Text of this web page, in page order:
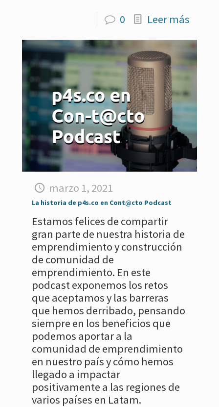
0
Leer más
marzo 1, 2021
La historia de p4s.co en Cont@cto Podcast
Estamos felices de compartir
gran parte de nuestra historia de
emprendimiento y construcción
de comunidad de
emprendimiento. En este
podcast exponemos los retos
que aceptamos y las barreras
que hemos derribado, pensando
siempre en los beneficios que
podemos aportar a la
comunidad de emprendimiento
en nuestro país y cómo hemos
llegado a impactar
positivamente a las regiones de
varios países en Latam.